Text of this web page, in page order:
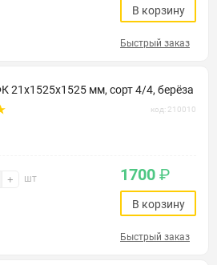
В корзину
Быстрый заказ
21х1525х1525 мм, сорт 4/4, берёза
код: 210010
+ шт 1700 ₽
В корзину
Быстрый заказ